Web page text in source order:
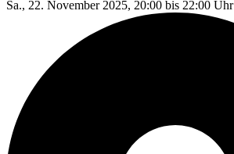
Sa., 22. November 2025, 20:00 bis 22:00 Uhr